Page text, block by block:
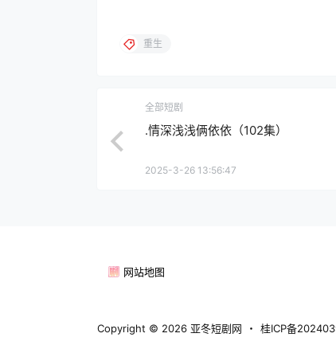
重生
全部短剧
.情深浅浅俩依依（102集）
2025-3-26 13:56:47
网站地图
Copyright © 2026 亚冬短剧网 ・ 桂ICP备